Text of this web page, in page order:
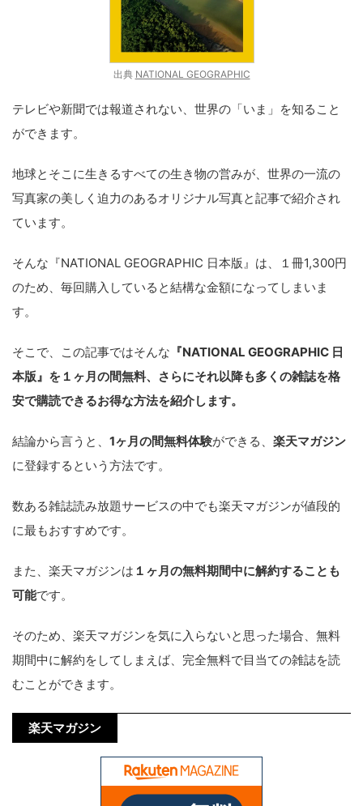
出典 NATIONAL GEOGRAPHIC
テレビや新聞では報道されない、世界の「いま」を知ること
ができます。
地球とそこに生きるすべての生き物の営みが、世界の一流の
写真家の美しく迫力のあるオリジナル写真と記事で紹介され
ています。
そんな『NATIONAL GEOGRAPHIC 日本版』は、１冊1,300円
のため、毎回購入していると結構な金額になってしまいま
す。
そこで、この記事ではそんな 『NATIONAL GEOGRAPHIC 日
本版』を１ヶ月の間無料、さらにそれ以降も多くの雑誌を格
安で購読できるお得な方法を紹介します。
結論から言うと、 1ヶ月の間無料体験ができる、 楽天マガジン
に登録するという方法です。
数ある雑誌読み放題サービスの中でも楽天マガジンが値段的
に最もおすすめです。
また、楽天マガジンは １ヶ月の無料期間中に解約することも
可能です。
そのため、楽天マガジンを気に入らないと思った場合、無料
期間中に解約をしてしまえば、完全無料で目当ての雑誌を読
むことができます。
楽天マガジン